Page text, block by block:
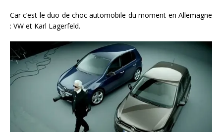
Car c’est le duo de choc automobile du moment en Allemagne
: VW et Karl Lagerfeld.